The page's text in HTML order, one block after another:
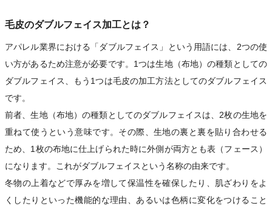
毛皮のダブルフェイス加工とは？
アパレル業界における「ダブルフェイス」という用語には、2つの使
い方があるため注意が必要です。1つは生地（布地）の種類としての
ダブルフェイス、もう1つは毛皮の加工方法としてのダブルフェイス
です。
前者、生地（布地）の種類としてのダブルフェイスは、2枚の生地を
重ねて使うという意味です。その際、生地の裏と裏を貼り合わせる
ため、1枚の布地に仕上げられた時に外側が両方とも表（フェース）
になります。これがダブルフェイスという名称の由来です。
冬物の上着などで厚みを増して保温性を確保したり、肌ざわりをよ
くしたりといった機能的な理由、あるいは色柄に変化をつけること